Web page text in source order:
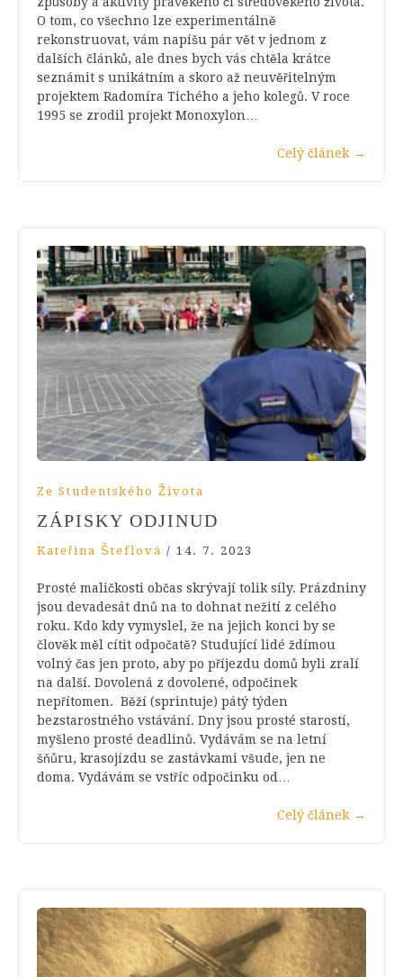
O tom, co všechno lze experimentálně
rekonstruovat, vám napíšu pár vět v jednom z
dalších článků, ale dnes bych vás chtěla krátce
seznámit s unikátním a skoro až neuvěřitelným
projektem Radomíra Tichého a jeho kolegů. V roce
1995 se zrodil projekt Monoxylon…
Celý článek →
Ze Studentského Života
ZÁPISKY ODJINUD
Kateřina Šteflová / 14. 7. 2023
Prosté maličkosti občas skrývají tolik síly. Prázdniny
jsou devadesát dnů na to dohnat nežití z celého
roku. Kdo kdy vymyslel, že na jejich konci by se
člověk měl cítit odpočatě? Studující lidé ždímou
volný čas jen proto, aby po příjezdu domů byli zralí
na další. Dovolená z dovolené, odpočinek
nepřítomen. Běží (sprintuje) pátý týden
bezstarostného vstávání. Dny jsou prosté starostí,
myšleno prosté deadlinů. Vydávám se na letní
šňůru, krasojízdu se zastávkami všude, jen ne
doma. Vydávám se vstříc odpočinku od…
Celý článek →